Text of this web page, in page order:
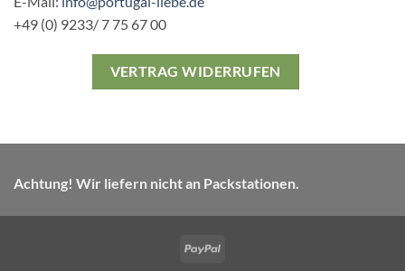
+49 (0) 9233/ 7 75 67 00
VERTRAG WIDERRUFEN
Achtung! Wir liefern nicht an Packstationen.
PayPal